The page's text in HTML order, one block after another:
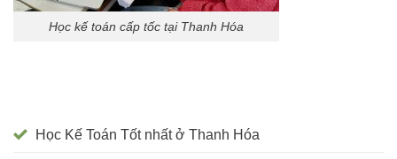
Học kế toán cấp tốc tại Thanh Hóa
Học Kế Toán Tốt nhất ở Thanh Hóa